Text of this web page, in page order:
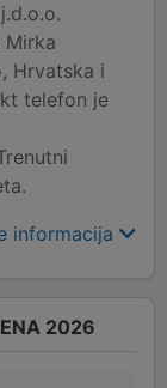
Mirka
Hrvatska i
telefon je
informacija
2026